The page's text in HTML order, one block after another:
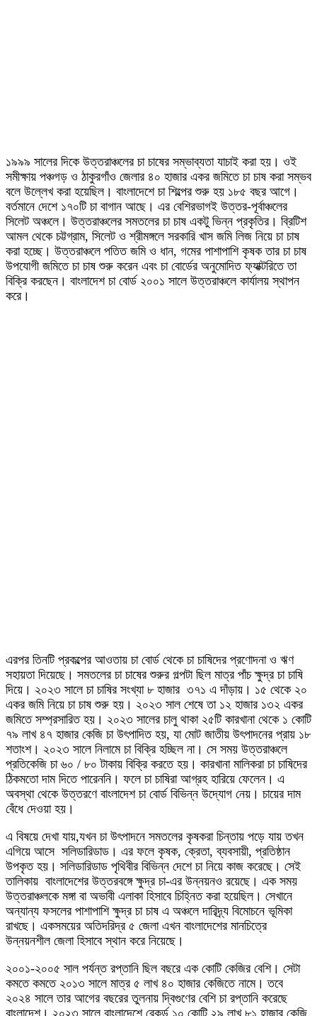
১৯৯৯ সালের দিকে উত্তরাঞ্চলের চা চাষের সম্ভাব্যতা যাচাই করা হয়। ওই
সমীক্ষায় পঞ্চগড় ও ঠাকুরগাঁও জেলার ৪০ হাজার একর জমিতে চা চাষ করা সম্ভব
বলে উল্লেখ করা হয়েছিল। বাংলাদেশে চা শিল্পের শুরু হয় ১৮৫ বছর আগে।
বর্তমানে দেশে ১৭০টি চা বাগান আছে। এর বেশিরভাগই উত্তর-পূর্বাঞ্চলের
সিলেট অঞ্চলে। উত্তরাঞ্চলের সমতলের চা চাষ একটু ভিন্ন প্রকৃতির। ব্রিটিশ
আমল থেকে চট্টগ্রাম, সিলেট ও শ্রীমঙ্গলে সরকারি খাস জমি লিজ নিয়ে চা চাষ
করা হচ্ছে। উত্তরাঞ্চলে পতিত জমি ও ধান, গমের পাশাপাশি কৃষক তার চা চাষ
উপযোগী জমিতে চা চাষ শুরু করেন এবং চা বোর্ডের অনুমোদিত ফ্যাক্টরিতে তা
বিক্রি করছেন। বাংলাদেশ চা বোর্ড ২০০১ সালে উত্তরাঞ্চলে কার্যালয় স্থাপন
করে।
এরপর তিনটি প্রকল্পের আওতায় চা বোর্ড থেকে চা চাষিদের প্রণোদনা ও ঋণ
সহায়তা দিয়েছে। সমতলের চা চাষের শুরুর গল্পটা ছিল মাত্র পাঁচ ক্ষুদ্র চা চাষি
দিয়ে। ২০২৩ সালে চা চাষির সংখ্যা ৮ হাজার ৩৭১ এ দাঁড়ায়। ১৫ থেকে ২০
একর জমি নিয়ে চা চাষ শুরু হয়। ২০২৩ সাল শেষে তা ১২ হাজার ১৩২ একর
জমিতে সম্প্রসারিত হয়। ২০২৩ সালের চালু থাকা ২৫টি কারখানা থেকে ১ কোটি
৭৯ লাখ ৪৭ হাজার কেজি চা উৎপাদিত হয়, যা মোট জাতীয় উৎপাদনের প্রায় ১৮
শতাংশ। ২০২৩ সালে নিলামে চা বিক্রি হচ্ছিল না। সে সময় উত্তরাঞ্চলে
প্রতিকেজি চা ৬০ / ৮০ টাকায় বিক্রি করতে হয়। কারখানা মালিকরা চা চাষিদের
ঠিকমতো দাম দিতে পারেননি। ফলে চা চাষিরা আগ্রহ হারিয়ে ফেলেন। এ
অবস্থা থেকে উত্তরণে বাংলাদেশ চা বোর্ড বিভিন্ন উদ্যোগ নেয়। চায়ের দাম
বেঁধে দেওয়া হয়।
এ বিষয়ে দেখা যায়,যখন চা উৎপাদনে সমতলের কৃষকরা চিন্তায় পড়ে যায় তখন
এগিয়ে আসে সলিডারিডাড। এর ফলে কৃষক, ক্রেতা, ব্যবসায়ী, প্রতিষ্ঠান
উপকৃত হয়। সলিডারিডাড পৃথিবীর বিভিন্ন দেশে চা নিয়ে কাজ করেছে। সেই
তালিকায় বাংলাদেশের উত্তরবঙ্গে ক্ষুদ্র চা-এর উন্নয়নও রয়েছে। এক সময়
উত্তরাঞ্চলকে মঙ্গা বা অভাবী এলাকা হিসাবে চিহ্নিত করা হয়েছিল। সেখানে
অন্যান্য ফসলের পাশাপাশি ক্ষুদ্র চা চাষ এ অঞ্চলে দারিদ্র্য বিমোচনে ভূমিকা
রাখছে। একসময়ের অতিদরিদ্র ৫ জেলা এখন বাংলাদেশের মানচিত্রে
উন্নয়নশীল জেলা হিসাবে স্থান করে নিয়েছে।
২০০১-২০০৫ সাল পর্যন্ত রপ্তানি ছিল বছরে এক কোটি কেজির বেশি। সেটা
কমতে কমতে ২০১৩ সালে মাত্র ৫ লাখ ৪০ হাজার কেজিতে নামে। তবে
২০২৪ সালে তার আগের বছরের তুলনায় দ্বিগুণের বেশি চা রপ্তানি করেছে
বাংলাদেশ। ২০২৩ সালে বাংলাদেশে রেকর্ড ১০ কোটি ২৯ লাখ ৮১ হাজার কেজি